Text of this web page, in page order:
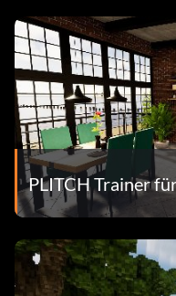
PLITCH Trainer